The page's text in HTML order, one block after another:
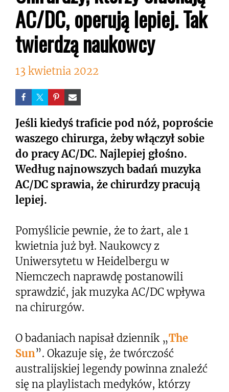
AC/DC, operują lepiej. Tak
twierdzą naukowcy
13 kwietnia 2022
Jeśli kiedyś traficie pod nóż, poproście
waszego chirurga, żeby włączył sobie
do pracy AC/DC. Najlepiej głośno.
Według najnowszych badań muzyka
AC/DC sprawia, że chirurdzy pracują
lepiej.
Pomyślicie pewnie, że to żart, ale 1
kwietnia już był. Naukowcy z
Uniwersytetu w Heidelbergu w
Niemczech naprawdę postanowili
sprawdzić, jak muzyka AC/DC wpływa
na chirurgów.
O badaniach napisał dziennik „The
Sun”. Okazuje się, że twórczość
australijskiej legendy powinna znaleźć
się na playlistach medyków, którzy